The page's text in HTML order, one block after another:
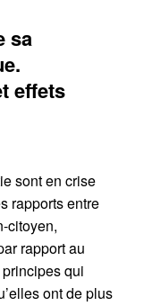
sa
effets
sont en crise
rapports entre
citoyen,
rapport au
qui
ont de plus